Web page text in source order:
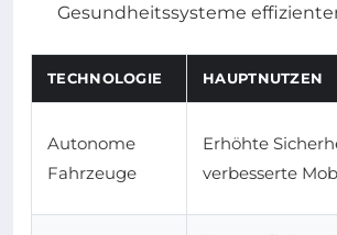
Gesundheitssysteme
TECHNOLOGIE HAUPTNUTZEN
Autonome
Fahrzeuge
Erhöhte
verbesserte